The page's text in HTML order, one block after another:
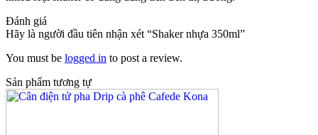
Đánh giá
Hãy là người đầu tiên nhận xét “Shaker nhựa 350ml”
You must be logged in to post a review.
Sản phẩm tương tự